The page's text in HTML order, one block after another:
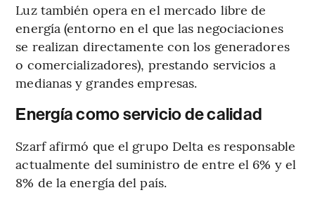
Luz también opera en el mercado libre de
energía (entorno en el que las negociaciones
se realizan directamente con los generadores
o comercializadores), prestando servicios a
medianas y grandes empresas.
Energía como servicio de calidad
Szarf afirmó que el grupo Delta es responsable
actualmente del suministro de entre el 6% y el
8% de la energía del país.